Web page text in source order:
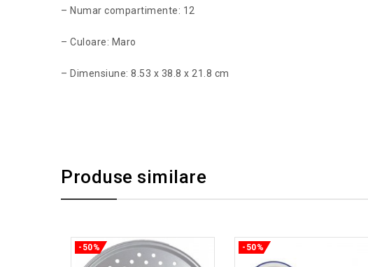
– Numar compartimente: 12
– Culoare: Maro
– Dimensiune: 8.53 x 38.8 x 21.8 cm
Produse similare
-50% -50%